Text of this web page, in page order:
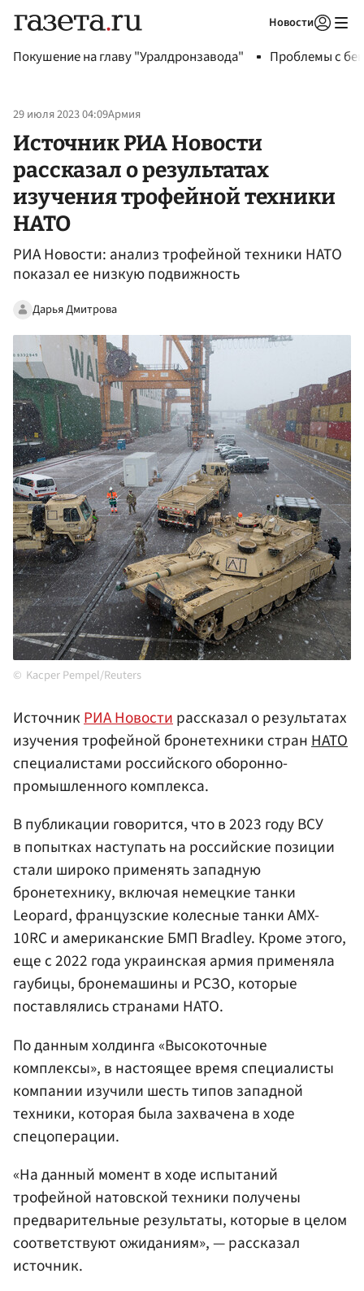
Новости
Покушение на главу "Уралдронзавода" Проблемы с
29 июля 2023 04:09Армия
Источник РИА Новости
рассказал о результатах
изучения трофейной техники
НАТО
РИА Новости: анализ трофейной техники НАТО
показал ее низкую подвижность
Дарья Дмитрова
Kacper Pempel/Reuters
ИсточникРИА Новостирассказал о результатах
изучения трофейной бронетехники странНАТО
специалистами российского оборонно-
промышленного комплекса.
В публикации говорится, что в 2023 году ВСУ
в попытках наступать на российские позиции
стали широко применять западную
бронетехнику, включая немецкие танки
Leopard, французские колесные танки AMX-
10RC и американские БМП Bradley. Кроме этого,
еще с 2022 года украинская армия применяла
гаубицы, бронемашины и РСЗО, которые
поставлялись странами НАТО.
По данным холдинга «Высокоточные
комплексы», в настоящее время специалисты
компании изучили шесть типов западной
техники, которая была захвачена в ходе
спецоперации.
«На данный момент в ходе испытаний
трофейной натовской техники получены
предварительные результаты, которые в целом
соответствуют ожиданиям», — рассказал
источник.